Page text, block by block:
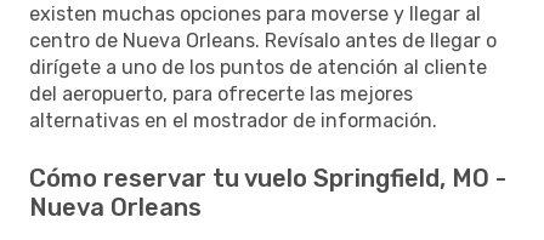
existen muchas opciones para moverse y llegar al
centro de Nueva Orleans. Revísalo antes de llegar o
dirígete a uno de los puntos de atención al cliente
del aeropuerto, para ofrecerte las mejores
alternativas en el mostrador de información.
Cómo reservar tu vuelo Springfield, MO -
Nueva Orleans